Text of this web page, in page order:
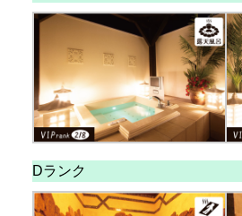
Dランク